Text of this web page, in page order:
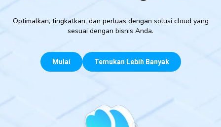
Optimalkan, tingkatkan, dan perluas dengan solusi cloud yang
sesuai dengan bisnis Anda.
Mulai Temukan Lebih Banyak